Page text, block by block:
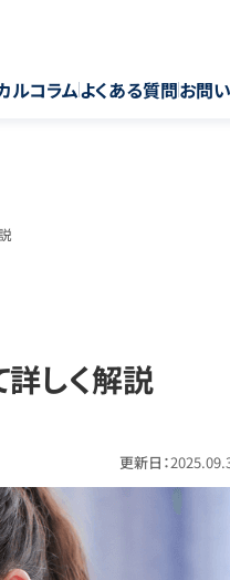
ルコラムよくある質問お問
しく解説
更新日：